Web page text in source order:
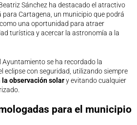
Sánchez ha destacado el atractivo
para Cartagena, un municipio que podrá
una oportunidad para atraer
turística y acercar la astronomía a la
Ayuntamiento se ha recordado la
eclipse con seguridad, utilizando siempre
observación solary evitando cualquier
para el municipio